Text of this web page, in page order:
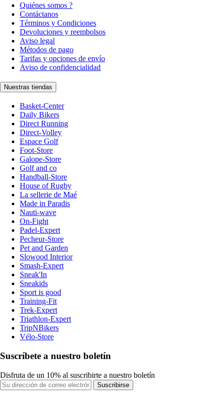
Quiénes somos ?
Contáctanos
Términos y Condiciones
Devoluciones y reembolsos
Aviso legal
Métodos de pago
Tarifas y opciones de envío
Aviso de confidencialidad
Nuestras tiendas
Basket-Center
Daily Bikers
Direct Running
Direct-Volley
Espace Golf
Foot-Store
Galope-Store
Golf and co
Handball-Store
House of Rugby
La sellerie de Maé
Made in Paradis
Nauti-wave
On-Fight
Padel-Expert
Pecheur-Store
Pet and Garden
Slowood Interior
Smash-Expert
Sneak'In
Sneakids
Sport is good
Training-Fit
Trek-Expert
Triathlon-Expert
TripNBikers
Vélo-Store
Suscríbete a nuestro boletín
Disfruta de un 10% al suscribirte a nuestro boletín
Suscribirse